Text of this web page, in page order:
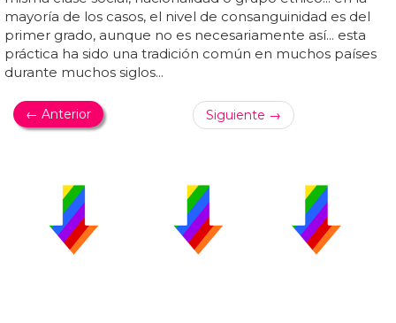
mayoría de los casos, el nivel de consanguinidad es del
primer grado, aunque no es necesariamente así... esta
práctica ha sido una tradición común en muchos países
durante muchos siglos...
← Anterior Siguiente →